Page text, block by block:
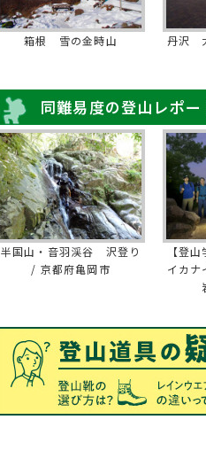
箱根 雪の金時山 丹沢
同難易度の登山レポー
半国山・音羽渓谷 沢登り
/ 京都府亀岡市
【登
イカナ